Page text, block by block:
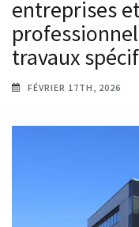
entreprises
travaux
FÉVRIER 17TH, 2026